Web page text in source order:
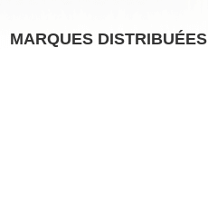
MARQUES DISTRIBUÉES